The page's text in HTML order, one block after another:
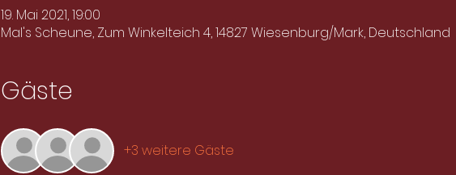
19. Mai 2021, 19:00
Mal's Scheune, Zum Winkelteich 4, 14827 Wiesenburg/Mark, Deutschland
Gäste
+3 weitere Gäste